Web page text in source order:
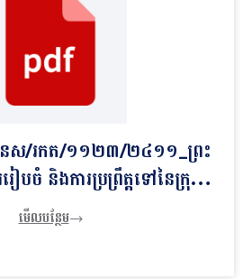
នស/រកត/១១២៣/២៤១១_ព្រះ
រៀបចំ និងការប្រព្រឹត្តទៅនៃក្រុម
មេធាវីរាជរដ្ឋាភិបាល
មើលបន្ថែម